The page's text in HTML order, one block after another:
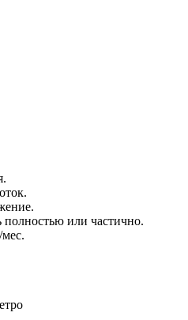
полностью или частично.